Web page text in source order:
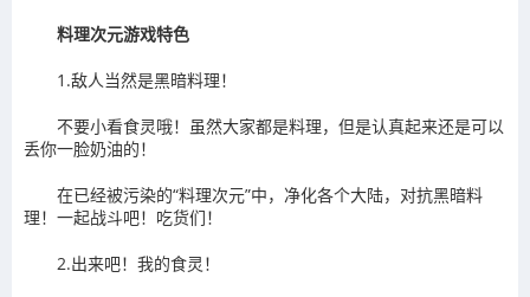
料理次元游戏特色
1.敌人当然是黑暗料理！
不要小看食灵哦！虽然大家都是料理，但是认真起来还是可以
丢你一脸奶油的！
在已经被污染的“料理次元”中，净化各个大陆，对抗黑暗料
理！一起战斗吧！吃货们！
2.出来吧！我的食灵！